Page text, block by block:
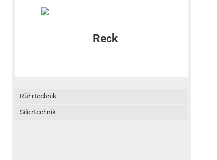
Rührtechnik
Siliertechnik